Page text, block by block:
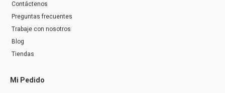
Contáctenos
Preguntas frecuentes
Trabaje con nosotros
Blog
Tiendas
Mi Pedido